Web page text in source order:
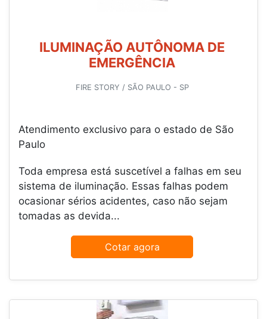
ILUMINAÇÃO AUTÔNOMA DE
EMERGÊNCIA
FIRE STORY / SÃO PAULO - SP
Atendimento exclusivo para o estado de São
Paulo
Toda empresa está suscetível a falhas em seu
sistema de iluminação. Essas falhas podem
ocasionar sérios acidentes, caso não sejam
tomadas as devida...
Cotar agora